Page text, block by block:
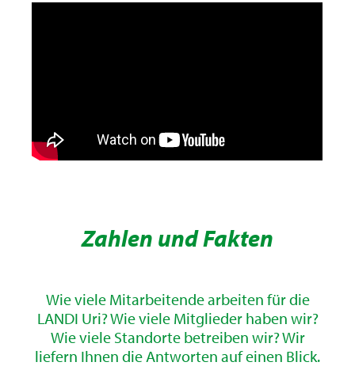
Zahlen und Fakten
Wie viele Mitarbeitende arbeiten für die
LANDI Uri? Wie viele Mitglieder haben wir?
Wie viele Standorte betreiben wir? Wir
liefern Ihnen die Antworten auf einen Blick.